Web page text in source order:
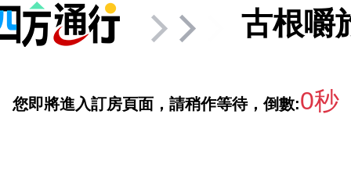
古根嚼
您即將進入訂房頁面，請稍作等待，倒數:0秒